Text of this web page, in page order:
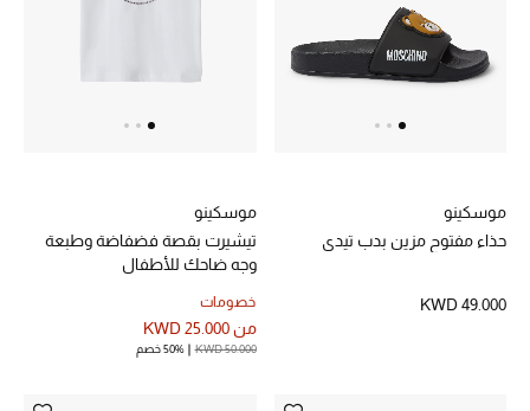
خصم حتى 70%
موسكينو
حذاء مفتوح مزين بدب تيدي
KWD 49.000
موسكينو
تيشيرت بقصة فضفاضة وطبعة
وجه ضاحك للأطفال
خصومات
من KWD 25.000
KWD 50.000 50% خصم